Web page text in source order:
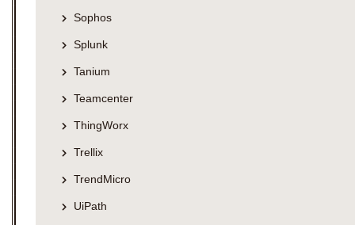
Sophos
Splunk
Tanium
Teamcenter
ThingWorx
Trellix
TrendMicro
UiPath